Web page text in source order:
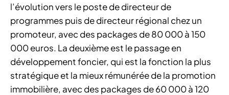
l’évolution vers le poste de directeur de
programmes puis de directeur régional chez un
promoteur, avec des packages de 80 000 à 150
000 euros. La deuxième est le passage en
développement foncier, qui est la fonction la plus
stratégique et la mieux rémunérée de la promotion
immobilière, avec des packages de 60 000 à 120